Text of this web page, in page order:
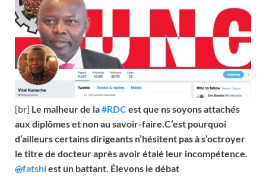
[br] Le malheur de la#RDC est que ns soyons attachés
aux diplômes et non au savoir-faire.C’est pourquoi
d’ailleurs certains dirigeants n’hésitent pas à s’octroyer
le titre de docteur après avoir étalé leur incompétence.
@fatshiest un battant. Élevons le débat